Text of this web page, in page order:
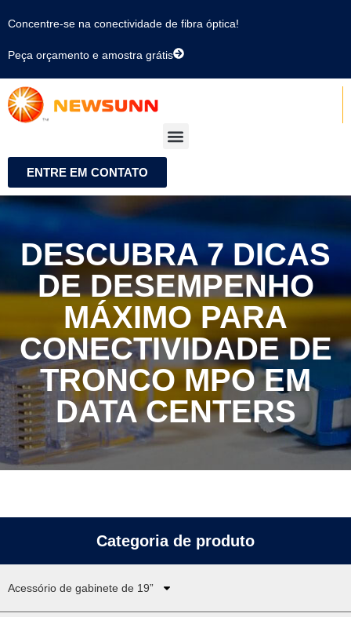
Concentre-se na conectividade de fibra óptica!
Peça orçamento e amostra grátis
ENTRE EM CONTATO
DESCUBRA 7 DICAS
DE DESEMPENHO
MÁXIMO PARA
CONECTIVIDADE DE
TRONCO MPO EM
DATA CENTERS
Categoria de produto
Acessório de gabinete de 19”